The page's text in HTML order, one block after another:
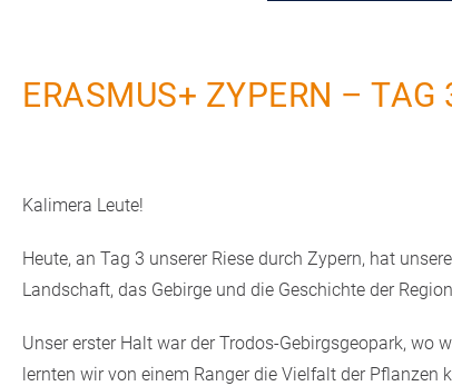
ERASMUS+ ZYPERN – TAG
Kalimera Leute!
Heute, an Tag 3 unserer Riese durch Zypern, hat
Landschaft, das Gebirge und die Geschichte der
Unser erster Halt war der Trodos-Gebirgsgeopark, wo
lernten wir von einem Ranger die Vielfalt der